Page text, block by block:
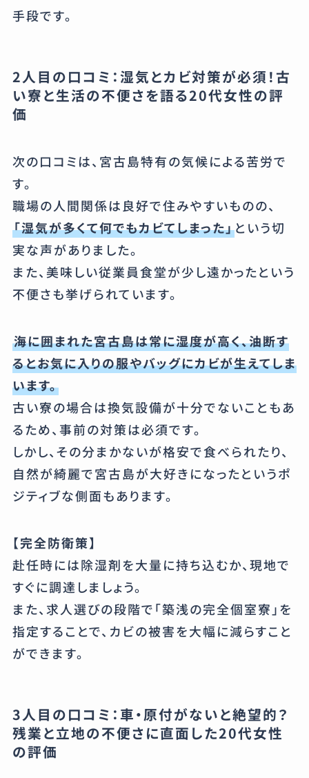
手段です。
2人目の口コミ：湿気とカビ対策が必須！古
い寮と生活の不便さを語る20代女性の評
価
次の口コミは、宮古島特有の気候による苦労で
す。
職場の人間関係は良好で住みやすいものの、
「湿気が多くて何でもカビてしまった」という切
実な声がありました。
また、美味しい従業員食堂が少し遠かったという
不便さも挙げられています。
海に囲まれた宮古島は常に湿度が高く、油断す
るとお気に入りの服やバッグにカビが生えてしま
います。
古い寮の場合は換気設備が十分でないこともあ
るため、事前の対策は必須です。
しかし、その分まかないが格安で食べられたり、
自然が綺麗で宮古島が大好きになったというポ
ジティブな側面もあります。
【完全防衛策】
赴任時には除湿剤を大量に持ち込むか、現地で
すぐに調達しましょう。
また、求人選びの段階で「築浅の完全個室寮」を
指定することで、カビの被害を大幅に減らすこと
ができます。
3人目の口コミ：車・原付がないと絶望的？
残業と立地の不便さに直面した20代女性
の評価